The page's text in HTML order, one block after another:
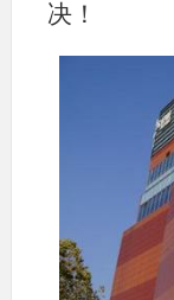
决！